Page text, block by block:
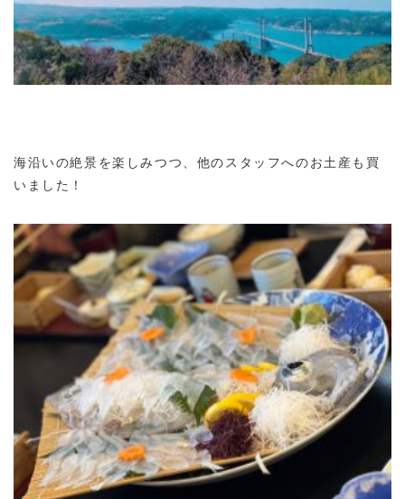
海沿いの絶景を楽しみつつ、他のスタッフへのお土産も買
いました！